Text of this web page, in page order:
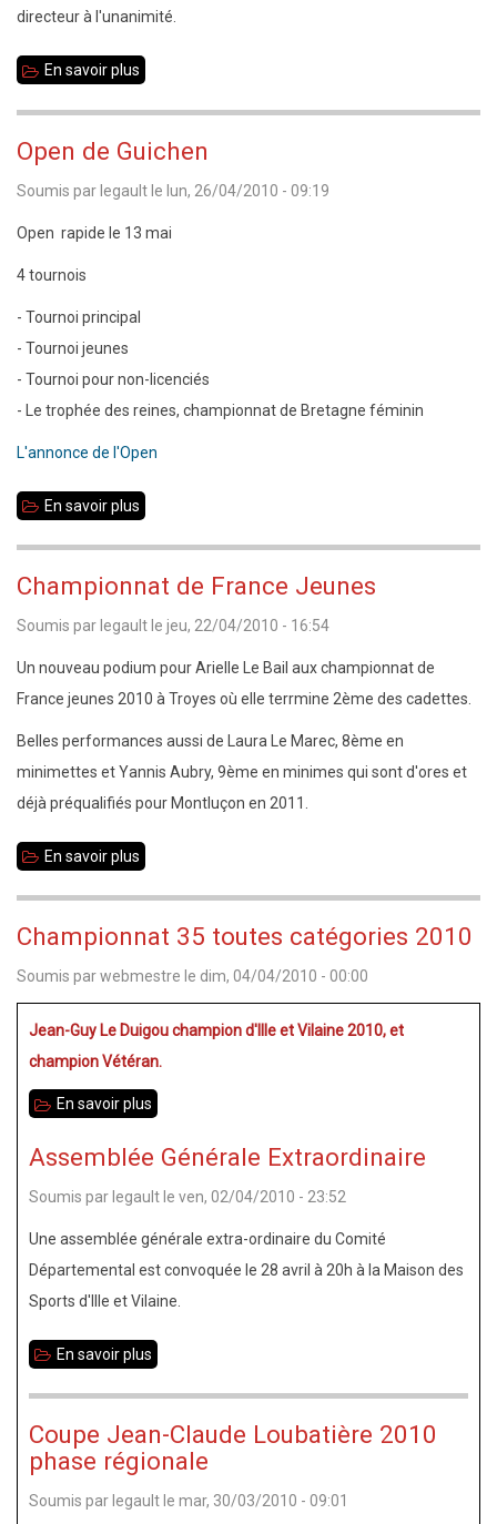
Générale
directeur à l'unanimité.
En savoir plus
directeur
Open de Guichen
Soumis par legault le lun, 26/04/2010 - 09:19
Open rapide le 13 mai
4 tournois
- Tournoi principal
- Tournoi jeunes
- Tournoi pour non-licenciés
- Le trophée des reines, championnat de Bretagne féminin
L'annonce de l'Open
En savoir plus
Guichen
Championnat de France Jeunes
Soumis par legault le jeu, 22/04/2010 - 16:54
Un nouveau podium pour Arielle Le Bail aux championnat de
France jeunes 2010 à Troyes où elle terrmine 2ème des cadettes.
Belles performances aussi de Laura Le Marec, 8ème en
minimettes et Yannis Aubry, 9ème en minimes qui sont d'ores et
déjà préqualifiés pour Montluçon en 2011.
En savoir plus
France
Jeunes
Championnat 35 toutes catégories 2010
Soumis parwebmestre le dim, 04/04/2010 - 00:00
Jean-Guy Le Duigou champion d'Ille et Vilaine 2010, et
champion Vétéran.
En savoir plus
35
toutes
catégories
Assemblée Générale Extraordinaire
Soumis parlegaultle ven, 02/04/2010 - 23:52
Une assemblée générale extra-ordinaire du Comité
Départemental est convoquée le 28 avril à 20h à la Maison des
Sports d'Ille et Vilaine.
En savoir plus
Extraordinaire
Coupe Jean-Claude Loubatière 2010
phase régionale
Soumis par legault le mar, 30/03/2010 - 09:01